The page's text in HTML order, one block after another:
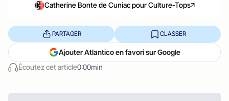
Catherine Bonte de Cuniac pour Culture-Tops
Écoutez cet article0:00min
PARTAGER CLASSER
Ajouter Atlantico en favori sur Google